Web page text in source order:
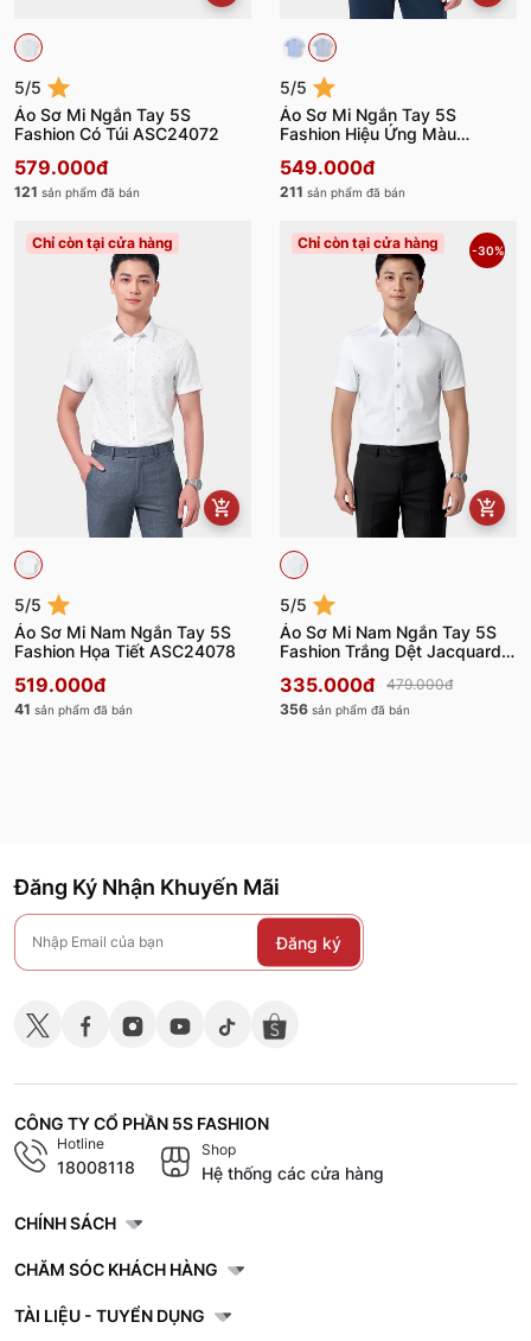
5/5
Áo Sơ Mi Ngắn Tay 5S
Fashion Có Túi ASC24072
579.000đ
121 sản phẩm đã bán
5/5
Áo Sơ Mi Ngắn Tay 5S
Fashion Hiệu Ứng Màu
549.000đ
211 sản phẩm đã bán
Chỉ còn tại cửa hàng
5/5
Áo Sơ Mi Nam Ngắn Tay 5S
Fashion Họa Tiết ASC24078
519.000đ
41 sản phẩm đã bán
Chỉ còn tại cửa hàng -30%
5/5
Áo Sơ Mi Nam Ngắn Tay 5S
Fashion Trắng Dệt Jacquard
335.000đ
479.000đ
356 sản phẩm đã bán
Đăng Ký Nhận Khuyến Mãi
Đăng ký
CÔNG TY CỔ PHẦN 5S FASHION
Hotline
18008118
Shop
Hệ thống các cửa hàng
CHÍNH SÁCH
CHĂM SÓC KHÁCH HÀNG
TÀI LIỆU - TUYỂN DỤNG